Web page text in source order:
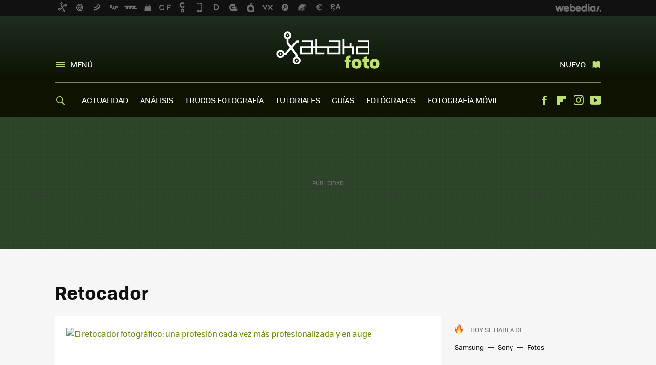
MENÚ NUEVO
ACTUALIDAD ANÁLISIS TRUCOS FOTOGRAFÍA TUTORIALES GUÍAS FOTÓGRAFOS FOTOGRAFÍA MÓVIL FacebookFlipboardInstagram
Retocador
HOY SE HABLA DE
Samsung
Sony Fotos